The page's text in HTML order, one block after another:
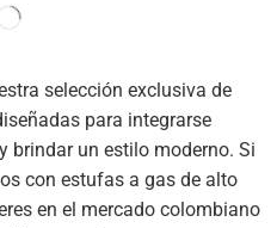
selección exclusiva de
para integrarse
brindar un estilo moderno. Si
con estufas a gas de alto
en el mercado colombiano